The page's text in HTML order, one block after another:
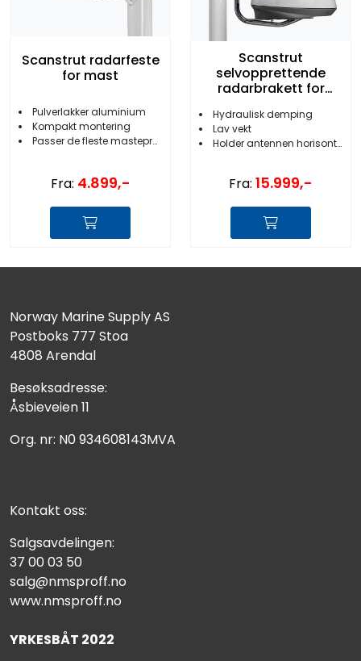
Scanstrut radarfeste
for mast
Pulverlakker aluminium
Kompakt montering
Passer de fleste masteprofiler
Fra: 4.899,-
Scanstrut
selvopprettende
radarbrakett for
Hydraulisk demping
Lav vekt
Holder antennen horisontalt
Fra: 15.999,-
Norway Marine Supply AS
Postboks 777 Stoa
4808 Arendal
Besøksadresse:
Åsbieveien 11
Org. nr: N0 934608143MVA
Kontakt oss:
Salgsavdelingen:
37 00 03 50
salg@nmsproff.no
www.nmsproff.no
YRKESBÅT 2022